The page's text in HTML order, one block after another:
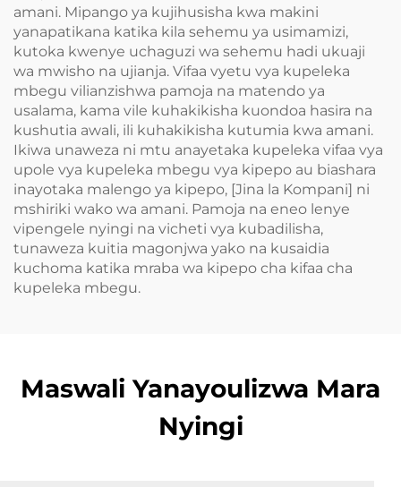
amani. Mipango ya kujihusisha kwa makini
yanapatikana katika kila sehemu ya usimamizi,
kutoka kwenye uchaguzi wa sehemu hadi ukuaji
wa mwisho na ujianja. Vifaa vyetu vya kupeleka
mbegu vilianzishwa pamoja na matendo ya
usalama, kama vile kuhakikisha kuondoa hasira na
kushutia awali, ili kuhakikisha kutumia kwa amani.
Ikiwa unaweza ni mtu anayetaka kupeleka vifaa vya
upole vya kupeleka mbegu vya kipepo au biashara
inayotaka malengo ya kipepo, [Jina la Kompani] ni
mshiriki wako wa amani. Pamoja na eneo lenye
vipengele nyingi na vicheti vya kubadilisha,
tunaweza kuitia magonjwa yako na kusaidia
kuchoma katika mraba wa kipepo cha kifaa cha
kupeleka mbegu.
Maswali Yanayoulizwa Mara
Nyingi